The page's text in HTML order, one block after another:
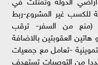
للكسب غير المشروع-ربط
(منع من السفر- ترقب
العقوبتين بالاضافة
-تعامل مع جمعيات
عددا من التوصيات تستهدف